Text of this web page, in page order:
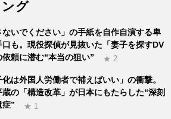
グ
ないでください」の手紙を自作自演する卑
口も。現役探偵が見抜いた「妻子を探すDV
依頼に潜む“本当の狙い”
★ 2
化は外国人労働者で補えばいい」の衝撃。
蔵の「構造改革」が日本にもたらした“深刻
症”
★ 1